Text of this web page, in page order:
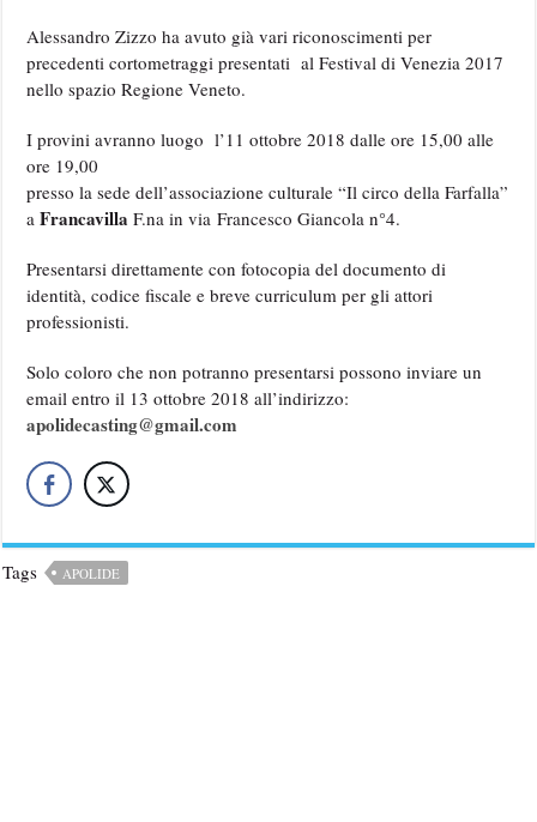
Alessandro Zizzo ha avuto già vari riconoscimenti per
precedenti cortometraggi presentati al Festival di Venezia 2017
nello spazio Regione Veneto.
I provini avranno luogo l’11 ottobre 2018 dalle ore 15,00 alle
ore 19,00
presso la sede dell’associazione culturale “Il circo della Farfalla”
aFrancavilla F.na in via Francesco Giancola n°4.
Presentarsi direttamente con fotocopia del documento di
identità, codice fiscale e breve curriculum per gli attori
professionisti.
Solo coloro che non potranno presentarsi possono inviare un
email entro il 13 ottobre 2018 all’indirizzo:
apolidecasting@gmail.com
Tags APOLIDE